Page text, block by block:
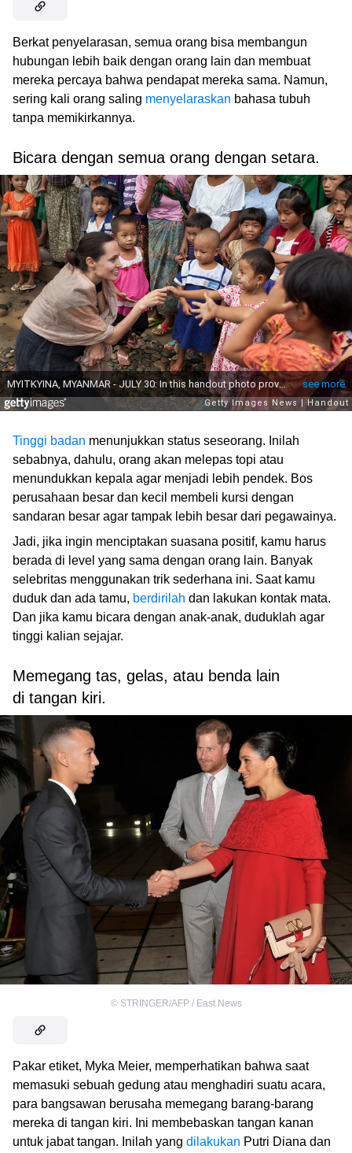
Berkat penyelarasan, semua orang bisa membangun
hubungan lebih baik dengan orang lain dan membuat
mereka percaya bahwa pendapat mereka sama. Namun,
sering kali orang saling menyelaraskan bahasa tubuh
tanpa memikirkannya.
Bicara dengan semua orang dengan setara.
Tinggi badan menunjukkan status seseorang. Inilah
sebabnya, dahulu, orang akan melepas topi atau
menundukkan kepala agar menjadi lebih pendek. Bos
perusahaan besar dan kecil membeli kursi dengan
sandaran besar agar tampak lebih besar dari pegawainya.
Jadi, jika ingin menciptakan suasana positif, kamu harus
berada di level yang sama dengan orang lain. Banyak
selebritas menggunakan trik sederhana ini. Saat kamu
duduk dan ada tamu, berdirilah dan lakukan kontak mata.
Dan jika kamu bicara dengan anak-anak, duduklah agar
tinggi kalian sejajar.
Memegang tas, gelas, atau benda lain
di tangan kiri.
© STRINGER/AFP / East News
Pakar etiket, Myka Meier, memperhatikan bahwa saat
memasuki sebuah gedung atau menghadiri suatu acara,
para bangsawan berusaha memegang barang-barang
mereka di tangan kiri. Ini membebaskan tangan kanan
untuk jabat tangan. Inilah yang dilakukan Putri Diana dan